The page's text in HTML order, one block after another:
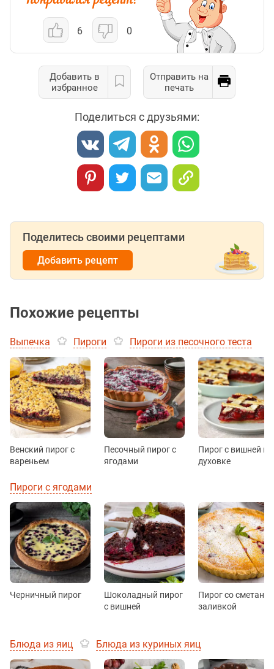
6 0
Добавить в
избранное
Отправить на
печать
Поделиться с друзьями:
Поделитесь своими рецептами
Добавить рецепт
Похожие рецепты
Выпечка Пироги Пироги из песочного теста
Венский пирог с
вареньем
Песочный пирог с
ягодами
Пирог с вишней в
духовке
Пироги с ягодами
Черничный пирог
Шоколадный пирог
с вишней
Пирог со
заливкой
Блюда из яиц Блюда из куриных яиц